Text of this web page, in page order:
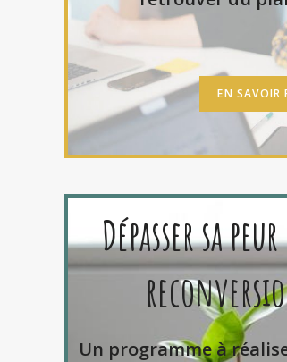
EN SAVOIR
Dépasser sa
Un programme à